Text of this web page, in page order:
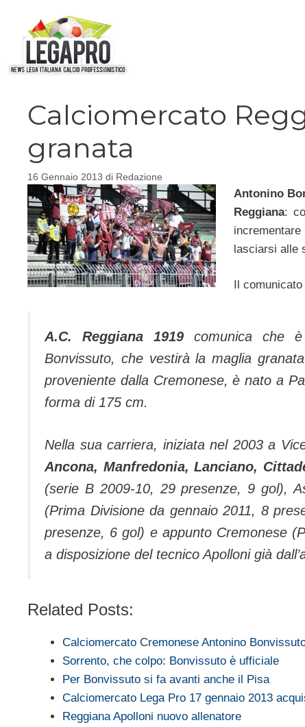
contenuto
Calciomercato
granata
16 Gennaio 2013 di Redazione
Antonino
Reggiana:
lasciarsi alle
Il
A.C. Reggiana 1919 comunica che è
Bonvissuto, che vestirà la maglia
proveniente dalla Cremonese, è nato a
forma di 175 cm.
Nella sua carriera, iniziata nel 2003 a
Ancona, Manfredonia, Lanciano,
(serie B 2009-10, 29 presenze, 9 gol),
(Prima Divisione da gennaio 2011, 8
presenze, 6 gol) e appunto Cremonese
a disposizione del tecnico Apolloni già
Related Posts:
Calciomercato Cremonese Antonino
Sorrento, che colpo: Bonvissuto è ufficiale
Per Bonvissuto si fa avanti anche il Pisa
Calciomercato Lega Pro 17 gennaio 2013
Reggiana Apolloni nuovo allenatore